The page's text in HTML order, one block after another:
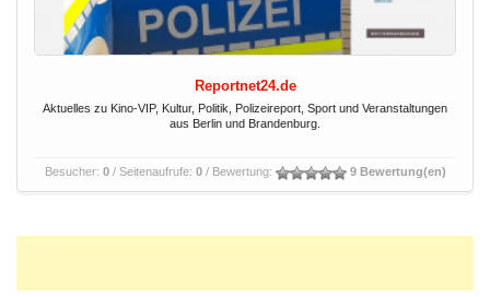
Reportnet24.de
Aktuelles zu Kino-VIP, Kultur, Politik, Polizeireport, Sport und Veranstaltungen
aus Berlin und Brandenburg.
Besucher: 0/ Seitenaufrufe: 0/ Bewertung: 9 Bewertung(en)